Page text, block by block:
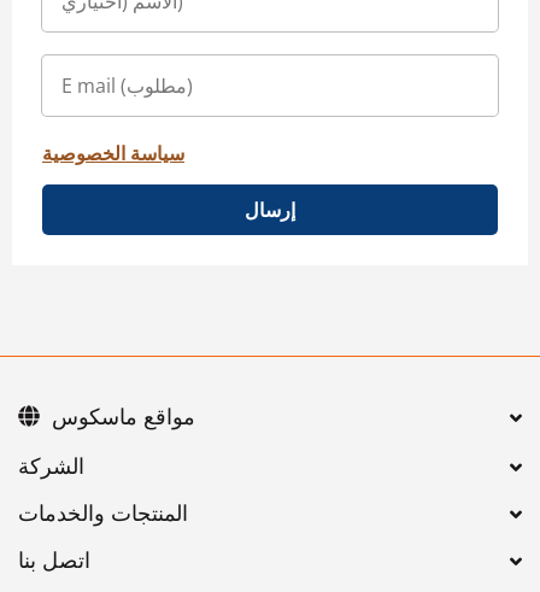
سياسة الخصوصية
إرسال
اتصل بنا
مواقع ماسكوس